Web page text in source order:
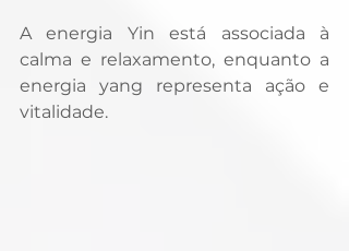
A energia Yin está associada à
calma e relaxamento, enquanto a
energia yang representa ação e
vitalidade.